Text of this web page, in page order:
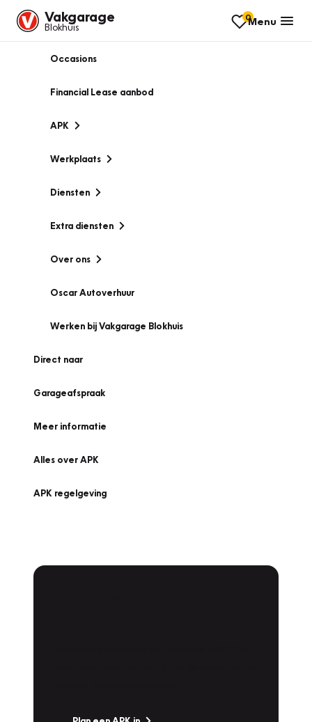
Vakgarage
Blokhuis
0Menu
Occasions
Financial Lease aanbod
APK
Werkplaats
Diensten
Extra diensten
Over ons
Oscar Autoverhuur
Werken bij Vakgarage Blokhuis
Direct naar
Garageafspraak
Meer informatie
Alles over APK
APK regelgeving